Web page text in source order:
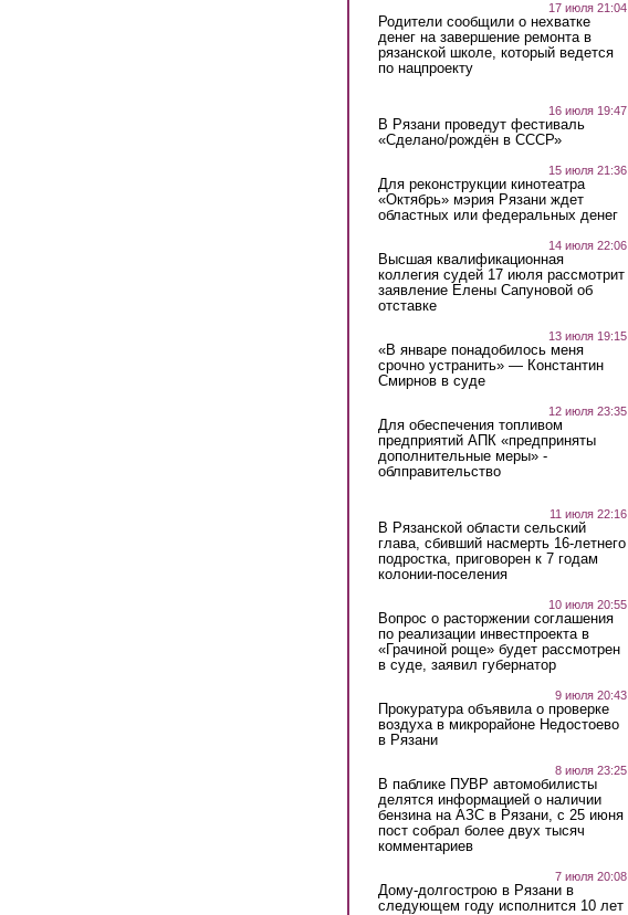
17 июля 21:04
Родители сообщили о нехватке
денег на завершение ремонта в
рязанской школе, который ведется
по нацпроекту
16 июля 19:47
В Рязани проведут фестиваль
«Сделано/рождён в СССР»
15 июля 21:36
Для реконструкции кинотеатра
«Октябрь» мэрия Рязани ждет
областных или федеральных денег
14 июля 22:06
Высшая квалификационная
коллегия судей 17 июля рассмотрит
заявление Елены Сапуновой об
отставке
13 июля 19:15
«В январе понадобилось меня
срочно устранить» — Константин
Смирнов в суде
12 июля 23:35
Для обеспечения топливом
предприятий АПК «предприняты
дополнительные меры» -
облправительство
11 июля 22:16
В Рязанской области сельский
глава, сбивший насмерть 16-летнего
подростка, приговорен к 7 годам
колонии-поселения
10 июля 20:55
Вопрос о расторжении соглашения
по реализации инвестпроекта в
«Грачиной роще» будет рассмотрен
в суде, заявил губернатор
9 июля 20:43
Прокуратура объявила о проверке
воздуха в микрорайоне Недостоево
в Рязани
8 июля 23:25
В паблике ПУВР автомобилисты
делятся информацией о наличии
бензина на АЗС в Рязани, с 25 июня
пост собрал более двух тысяч
комментариев
7 июля 20:08
Дому-долгострою в Рязани в
следующем году исполнится 10 лет